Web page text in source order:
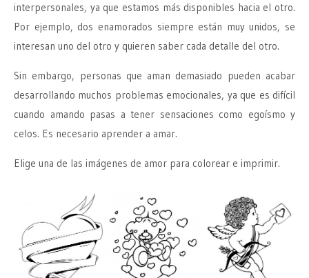
interpersonales, ya que estamos más disponibles hacia el otro.
Por ejemplo, dos enamorados siempre están muy unidos, se
interesan uno del otro y quieren saber cada detalle del otro.
Sin embargo, personas que aman demasiado pueden acabar
desarrollando muchos problemas emocionales, ya que es difícil
cuando amando pasas a tener sensaciones como egoísmo y
celos. Es necesario aprender a amar.
Elige una de las imágenes de amor para colorear e imprimir.